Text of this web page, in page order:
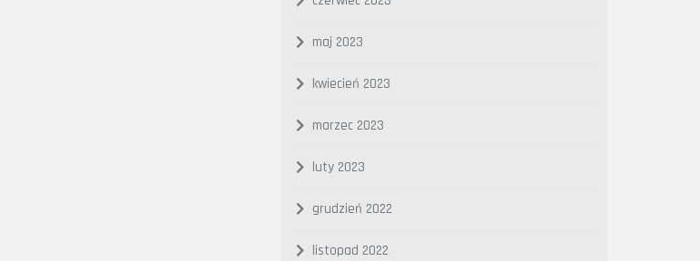
maj 2023
kwiecień 2023
marzec 2023
luty 2023
grudzień 2022
listopad 2022